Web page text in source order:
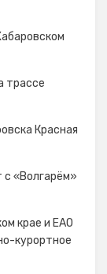
трассе
Красная
«Волгарём»
крае и ЕАО
курортное